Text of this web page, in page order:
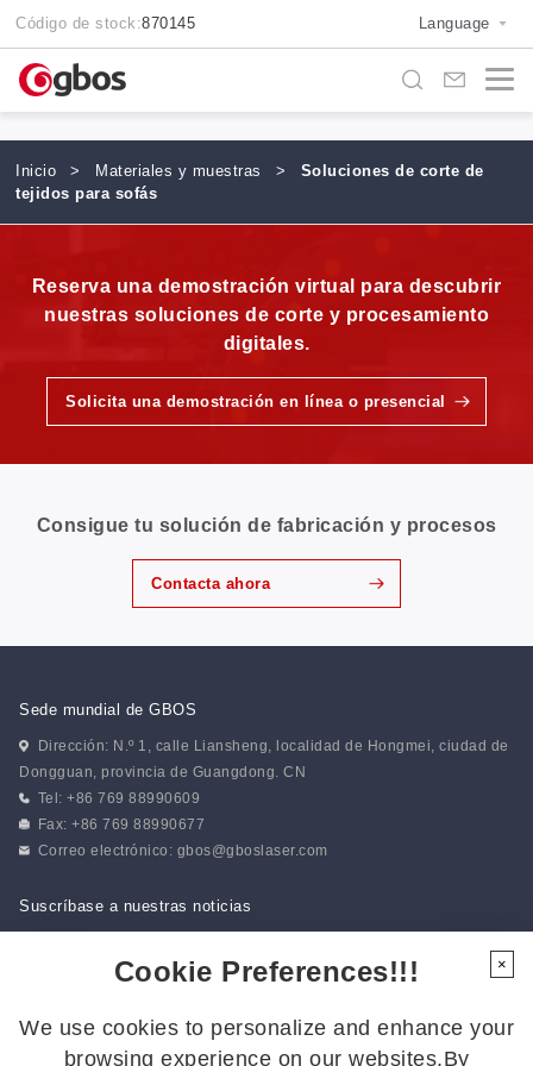
Código de stock:870145 Language
Inicio > Materiales y muestras >
Soluciones de corte de
tejidos para sofás
Reserva una demostración virtual para descubrir
nuestras soluciones de corte y procesamiento
digitales.
Solicita una demostración en línea o presencial
Consigue tu solución de fabricación y procesos
Contacta ahora
Sede mundial de GBOS
Dirección: N.º 1, calle Liansheng, localidad de Hongmei, ciudad de
Dongguan, provincia de Guangdong. CN
Tel: +86 769 88990609
Fax: +86 769 88990677
Correo electrónico: gbos@gboslaser.com
Suscríbase a nuestras noticias
Síguenos para estar al día de las últimas novedades:
Cookie Preferences!!!
We use cookies to personalize and enhance your
browsing experience on our websites.By
×